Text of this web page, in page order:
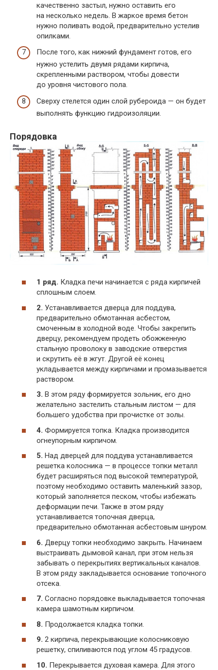
качественно застыл, нужно оставить его
на несколько недель. В жаркое время бетон
нужно поливать водой, предварительно устелив
опилками.
После того, как нижний фундамент готов, его
нужно устелить двумя рядами кирпича,
скрепленными раствором, чтобы довести
до уровня чистового пола.
Сверху стелется один слой рубероида — он будет
выполнять функцию гидроизоляции.
Порядовка
1 ряд. Кладка печи начинается с ряда кирпичей
сплошным слоем.
2. Устанавливается дверца для поддува,
предварительно обмотанная асбестом,
смоченным в холодной воде. Чтобы закрепить
дверцу, рекомендуем продеть обожженную
стальную проволоку в заводские отверстия
и скрутить её в жгут. Другой её конец
укладывается между кирпичами и промазывается
раствором.
3. В этом ряду формируется зольник, его дно
желательно застелить стальным листом — для
большего удобства при прочистке от золы.
4. Формируется топка. Кладка производится
огнеупорным кирпичом.
5. Над дверцей для поддува устанавливается
решетка колосника — в процессе топки металл
будет расширяться под высокой температурой,
поэтому необходимо оставить маленький зазор,
который заполняется песком, чтобы избежать
деформации печи. Также в этом ряду
устанавливается топочная дверца,
предварительно обмотанная асбестовым шнуром.
6. Дверцу топки необходимо закрыть. Начинаем
выстраивать дымовой канал, при этом нельзя
забывать о перекрытиях вертикальных каналов.
В этом ряду закладывается основание топочного
отсека.
7. Согласно порядовке выкладывается топочная
камера шамотным кирпичом.
8. Продолжается кладка топки.
9. 2 кирпича, перекрывающие колосниковую
решетку, спиливаются под углом 45 градусов.
10. Перекрывается духовая камера. Для этого